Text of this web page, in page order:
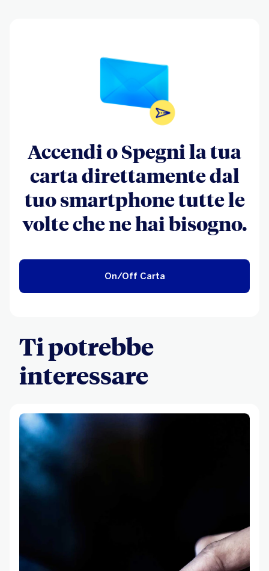
Accendi o Spegni la tua
carta direttamente dal
tuo smartphone tutte le
volte che ne hai bisogno.
On/Off Carta
Ti potrebbe
interessare